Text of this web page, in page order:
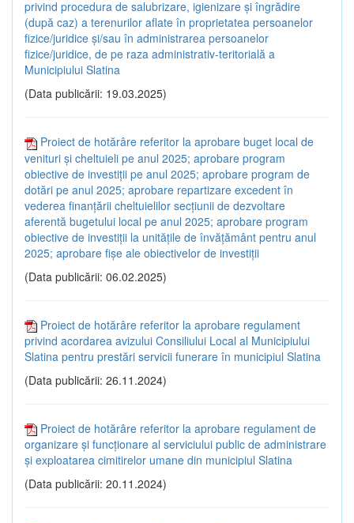
privind procedura de salubrizare, igienizare și îngrădire
(după caz) a terenurilor aflate în proprietatea persoanelor
fizice/juridice și/sau în administrarea persoanelor
fizice/juridice, de pe raza administrativ-teritorială a
Municipiului Slatina
(Data publicării: 19.03.2025)
Proiect de hotărâre referitor la aprobare buget local de
venituri și cheltuieli pe anul 2025; aprobare program
obiective de investiții pe anul 2025; aprobare program de
dotări pe anul 2025; aprobare repartizare excedent în
vederea finanțării cheltuielilor secțiunii de dezvoltare
aferentă bugetului local pe anul 2025; aprobare program
obiective de investiții la unitățile de învățământ pentru anul
2025; aprobare fișe ale obiectivelor de investiții
(Data publicării: 06.02.2025)
Proiect de hotărâre referitor la aprobare regulament
privind acordarea avizului Consiliului Local al Municipiului
Slatina pentru prestări servicii funerare în municipiul Slatina
(Data publicării: 26.11.2024)
Proiect de hotărâre referitor la aprobare regulament de
organizare și funcționare al serviciului public de administrare
și exploatarea cimitirelor umane din municipiul Slatina
(Data publicării: 20.11.2024)